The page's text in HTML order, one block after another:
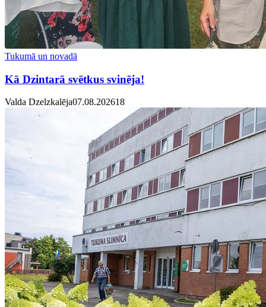
Tukumā un novadā
Kā Dzintarā svētkus svinēja!
Valda Dzelzkalēja07.08.202618